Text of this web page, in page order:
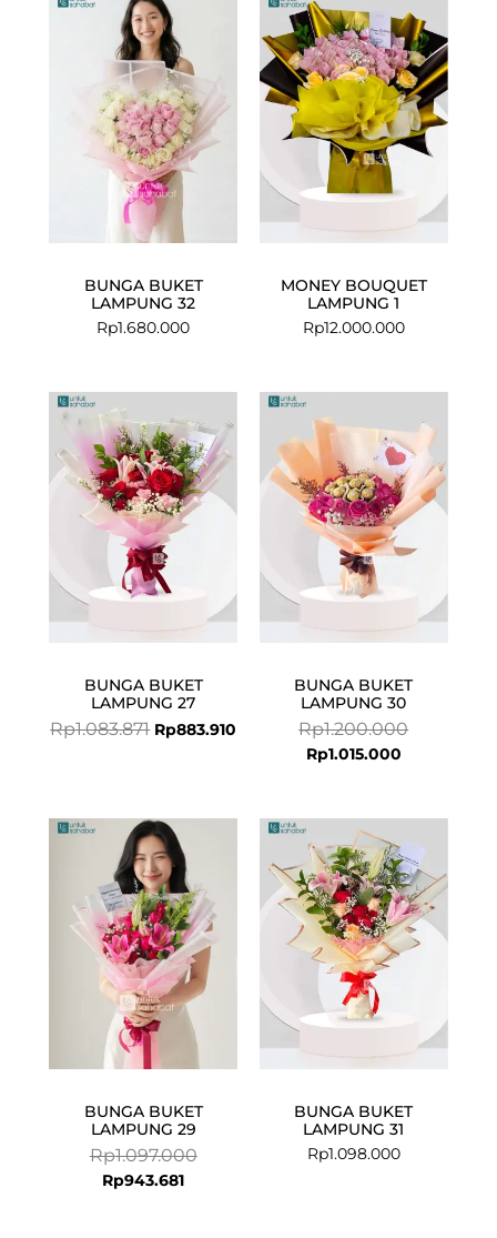
BUNGA BUKET
LAMPUNG 32
Rp1.680.000
MONEY BOUQUET
LAMPUNG 1
Rp12.000.000
BUNGA BUKET
LAMPUNG 27
Rp1.083.871
price
was:
Rp1.083.871.
Rp883.910
Current
Rp883.910.
BUNGA BUKET
LAMPUNG 30
Rp1.200.000
price
was:
Rp1.015.000
price
is:
Rp1.015.000.
BUNGA BUKET
LAMPUNG 29
Rp1.097.000
Rp1.097.000.
Rp943.681
price
is:
Rp943.681.
BUNGA BUKET
LAMPUNG 31
Rp1.098.000